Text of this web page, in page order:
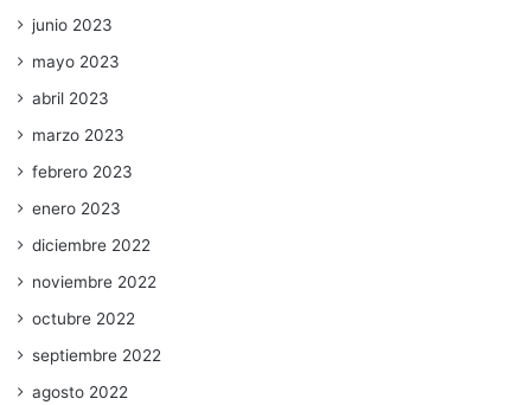
junio 2023
mayo 2023
abril 2023
marzo 2023
febrero 2023
enero 2023
diciembre 2022
noviembre 2022
octubre 2022
septiembre 2022
agosto 2022